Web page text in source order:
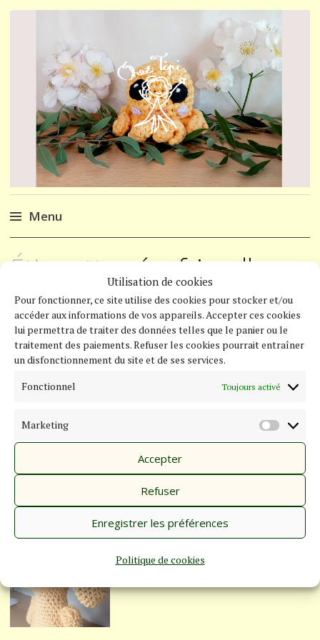
Utilisation de cookies
Pour fonctionner, ce site utilise des cookies pour stocker et/ou
accéder aux informations de vos appareils. Accepter ces cookies
lui permettra de traiter des données telles que le panier ou le
traitement des paiements. Refuser les cookies pourrait entraîner
un disfonctionnement du site et de ses services.
Fonctionnel
Toujours activé
Marketing
Accepter
Refuser
Enregistrer les préférences
Politique de cookies
Chez Tipi
Menu
au
Étiquette :écofriendly
3
AVRIL
Pilou-pilou
2023
Pendentifs en dentelle
20
2023
Animaux au crochet